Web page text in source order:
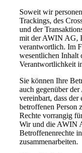
Soweit wir
Trackings, des
und der
mit der AWIN AG,
verantwortlich. Im
wesentlichen Inhalt
Verantwortlichkeit
Sie können Ihre
auch gegenüber
vereinbart, dass
betroffenen Person
Rechte vorrangig
Wir und die AWIN
Betroffenenrechte
zusammenarbeiten.